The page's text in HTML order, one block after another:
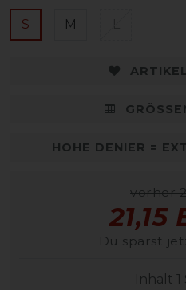
S M
HOHE DENIER =
vorher
21,15
Du sparst
Inhalt 1